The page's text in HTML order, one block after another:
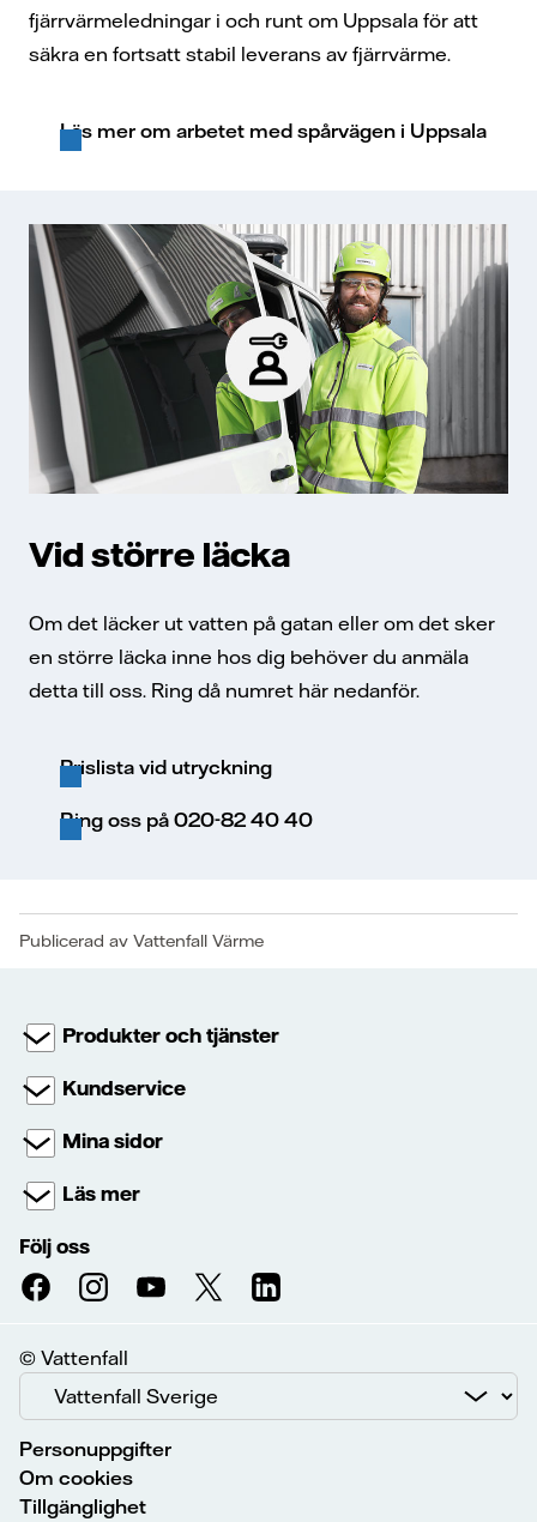
fjärrvärmeledningar i och runt om Uppsala för att
säkra en fortsatt stabil leverans av fjärrvärme.
Läs mer om arbetet med spårvägen i Uppsala
Vid större läcka
Om det läcker ut vatten på gatan eller om det sker
en större läcka inne hos dig behöver du anmäla
detta till oss. Ring då numret här nedanför.
Prislista vid utryckning
Ring oss på 020-82 40 40
Publicerad av Vattenfall Värme
Produkter och tjänster
Kundservice
Mina sidor
Läs mer
Följ oss
© Vattenfall
Personuppgifter
Om cookies
Tillgänglighet